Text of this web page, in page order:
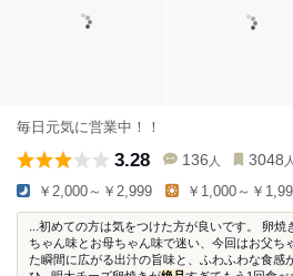
毎日元気に営業中！！
3.28 136 人 3048 人
￥2,000～￥2,999 ￥1,000～￥
...初めての方は気をつけた方が良いです。 卵焼
ちゃん味とお母ちゃん味で迷い、今回はお父ち
た瞬間に広がる出汁の旨味と、ふわふわな食感